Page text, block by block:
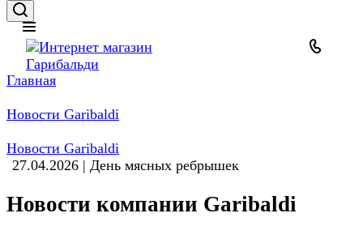
Главная
Новости Garibaldi
Новости Garibaldi
27.04.2026 | День мясных ребрышек
Новости компании Garibaldi